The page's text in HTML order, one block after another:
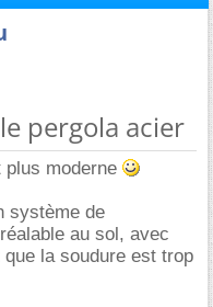
pergola acier
moderne
système de
au sol, avec
la soudure est trop